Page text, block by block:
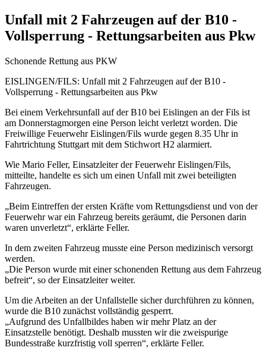
Unfall mit 2 Fahrzeugen auf der B10 -
Vollsperrung - Rettungsarbeiten aus Pkw
Schonende Rettung aus PKW
EISLINGEN/FILS: Unfall mit 2 Fahrzeugen auf der B10 -
Vollsperrung - Rettungsarbeiten aus Pkw
Bei einem Verkehrsunfall auf der B10 bei Eislingen an der Fils ist
am Donnerstagmorgen eine Person leicht verletzt worden. Die
Freiwillige Feuerwehr Eislingen/Fils wurde gegen 8.35 Uhr in
Fahrtrichtung Stuttgart mit dem Stichwort H2 alarmiert.
Wie Mario Feller, Einsatzleiter der Feuerwehr Eislingen/Fils,
mitteilte, handelte es sich um einen Unfall mit zwei beteiligten
Fahrzeugen.
„Beim Eintreffen der ersten Kräfte vom Rettungsdienst und von der
Feuerwehr war ein Fahrzeug bereits geräumt, die Personen darin
waren unverletzt“, erklärte Feller.
In dem zweiten Fahrzeug musste eine Person medizinisch versorgt
werden.
„Die Person wurde mit einer schonenden Rettung aus dem Fahrzeug
befreit“, so der Einsatzleiter weiter.
Um die Arbeiten an der Unfallstelle sicher durchführen zu können,
wurde die B10 zunächst vollständig gesperrt.
„Aufgrund des Unfallbildes haben wir mehr Platz an der
Einsatzstelle benötigt. Deshalb mussten wir die zweispurige
Bundesstraße kurzfristig voll sperren“, erklärte Feller.